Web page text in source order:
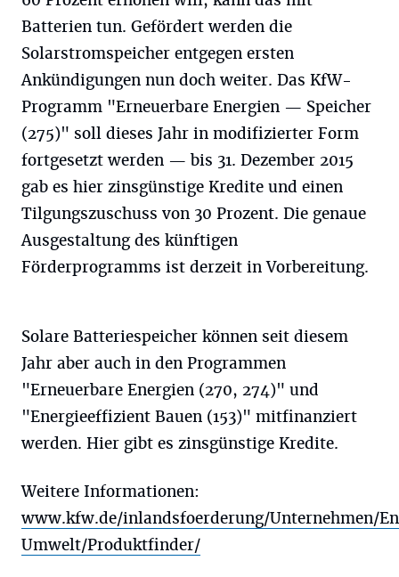
Batterien tun. Gefördert werden die
Solarstromspeicher entgegen ersten
Ankündigungen nun doch weiter. Das KfW-
Programm "Erneuerbare Energien — Speicher
(275)" soll dieses Jahr in modifizierter Form
fortgesetzt werden — bis 31. Dezember 2015
gab es hier zinsgünstige Kredite und einen
Tilgungszuschuss von 30 Prozent. Die genaue
Ausgestaltung des künftigen
Förderprogramms ist derzeit in Vorbereitung.
Solare Batteriespeicher können seit diesem
Jahr aber auch in den Programmen
"Erneuerbare Energien (270, 274)" und
"Energieeffizient Bauen (153)" mitfinanziert
werden. Hier gibt es zinsgünstige Kredite.
Weitere Informationen:
www.kfw.de/inlandsfoerderung/Unternehmen/
Umwelt/Produktfinder/